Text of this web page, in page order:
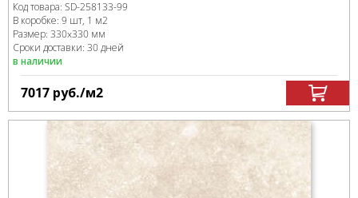
Код товара: SD-258133-99
В коробке: 9 шт, 1 м2
Размер: 330x330 мм
Сроки доставки: 30 дней
в наличии
7017 руб./м2